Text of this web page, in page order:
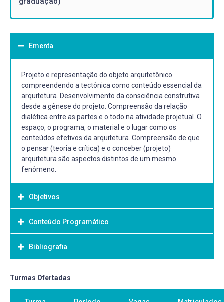
Ementa
Projeto e representação do objeto arquitetônico
compreendendo a tectônica como conteúdo essencial da
arquitetura. Desenvolvimento da consciência construtiva
desde a gênese do projeto. Compreensão da relação
dialética entre as partes e o todo na atividade projetual. O
espaço, o programa, o material e o lugar como os
conteúdos efetivos da arquitetura. Compreensão de que
o pensar (teoria e crítica) e o conceber (projeto)
arquitetura são aspectos distintos de um mesmo
fenômeno.
Objetivos
Objetivo Geral:
Objetivo(s) Geral(ais):
Trabalhar a atividade projetual a partir da matéria e sua
(espaço/lugar, forma, programa, matéria/construção).
Conteúdo Programático
Bibliografia
Bibliografia Básica:
ALEXANDER, Cristopher. Uma linguagem de padrões
Turmas Ofertadas